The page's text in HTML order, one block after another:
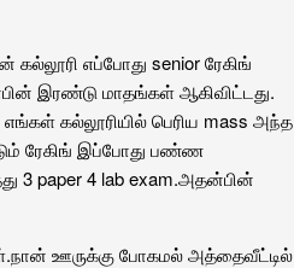
எப்போது senior ரேகிங்
இரண்டு மாதங்கள் ஆகிவிட்டது.
கல்லூரியில் பெரிய mass அந்த
ரேகிங் இப்போது பண்ண
3 paper 4 lab exam.அதன்பின்
ஊருக்கு போகமல் அத்தைவீட்டில்